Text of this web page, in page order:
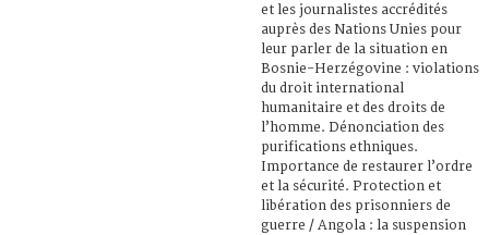
et les journalistes accrédités
auprès des Nations Unies pour
leur parler de la situation en
Bosnie-Herzégovine : violations
du droit international
humanitaire et des droits de
l’homme. Dénonciation des
purifications ethniques.
Importance de restaurer l’ordre
et la sécurité. Protection et
libération des prisonniers de
guerre / Angola : la suspension